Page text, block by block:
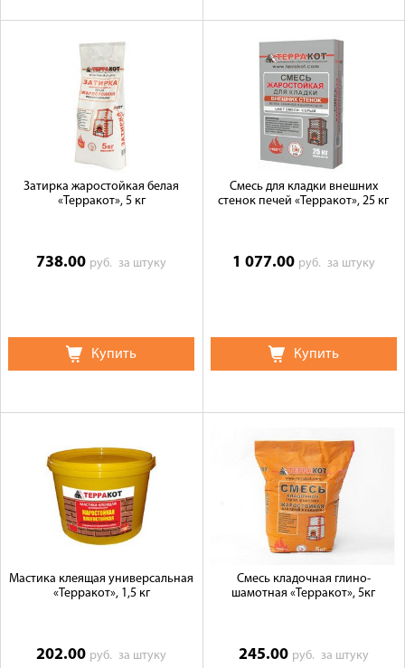
Затирка жаростойкая белая
«Терракот», 5 кг
738.00 руб.за штуку
Купить
Смесь для кладки внешних
стенок печей «Терракот», 25 кг
1 077.00 руб. за штуку
Купить
Мастика клеящая универсальная
«Терракот», 1,5 кг
202.00 руб.за штуку
Смесь кладочная глино-
шамотная «Терракот», 5кг
245.00 руб. за штуку